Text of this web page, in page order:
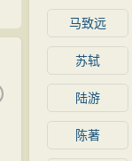
马致远
苏轼
陆游
陈著